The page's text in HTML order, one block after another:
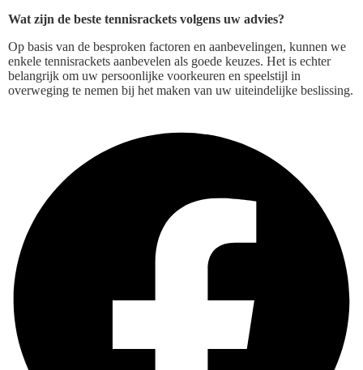
Wat zijn de beste tennisrackets volgens uw advies?
Op basis van de besproken factoren en aanbevelingen, kunnen we
enkele tennisrackets aanbevelen als goede keuzes. Het is echter
belangrijk om uw persoonlijke voorkeuren en speelstijl in
overweging te nemen bij het maken van uw uiteindelijke beslissing.